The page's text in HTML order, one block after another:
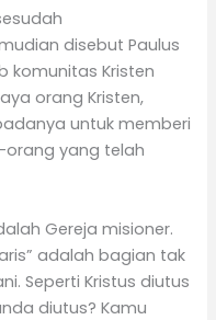
disebut Paulus
komunitas Kristen
orang Kristen,
untuk memberi
yang telah
Gereja misioner.
adalah bagian tak
Seperti Kristus diutus
diutus? Kamu